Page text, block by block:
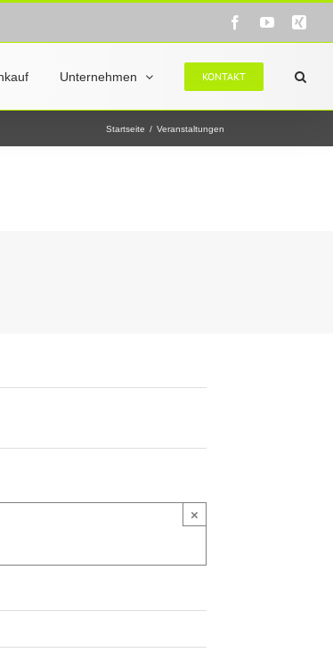
FacebookYouTube
Unternehmen KONTAKT
Startseite / Veranstaltungen
×